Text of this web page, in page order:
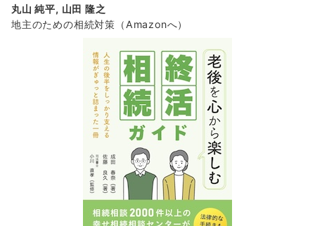
丸山 純平, 山田 隆之
地主のための相続対策 （Amazonへ）